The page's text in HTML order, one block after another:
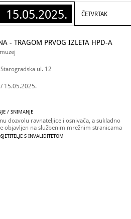
15.05.2025. ČETVRTAK
- TRAGOM PRVOG IZLETA HPD-A
ul. 12
15.05.2025.
/ SNIMANJE
dozvolu ravnateljice i osnivača, a sukladno
objavljen na službenim mrežnim stranicama
S INVALIDITETOM